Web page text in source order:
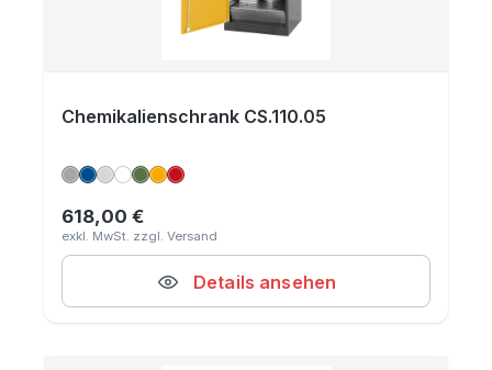
Chemikalienschrank CS.110.05
Regulärer Preis:
618,00 €
Details ansehen